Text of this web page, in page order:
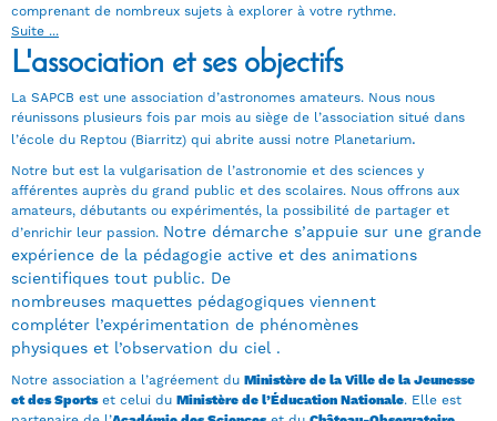
comprenant de nombreux sujets à explorer à votre rythme.
Suite ...
L'association et ses objectifs
La SAPCB est une association d’astronomes amateurs. Nous nous
réunissons plusieurs fois par mois au siège de l’association situé dans
l’école du Reptou (Biarritz) qui abrite aussi notre Planetarium.
Notre but est la vulgarisation de l’astronomie et des sciences y
afférentes auprès du grand public et des scolaires. Nous offrons aux
amateurs, débutants ou expérimentés, la possibilité de partager et
d’enrichir leur passion. Notre démarche s’appuie sur une grande
expérience de la pédagogie active et des animations
scientifiques tout public. De
nombreuses maquettes pédagogiques viennent
compléter l’expérimentation de phénomènes
physiques et l’observation du ciel .
Notre association a l’agréement du Ministère de la Ville de la Jeunesse
et des Sportset celui du Ministère de l’Éducation Nationale. Elle est